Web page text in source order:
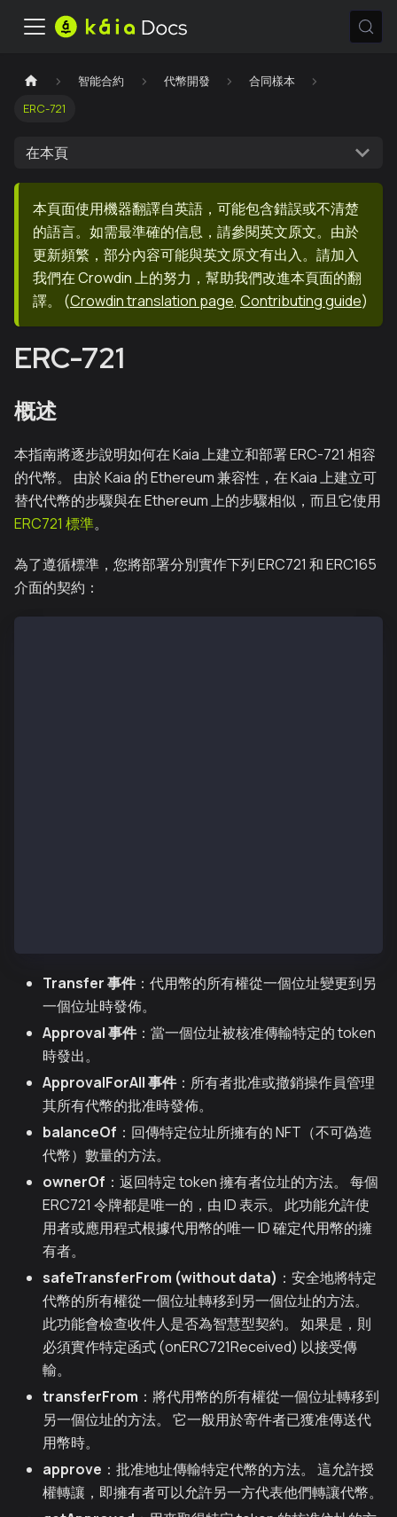
智能合約 代幣開發
合同樣本
ERC-721
在本頁
本頁面使用機器翻譯自英語，可能包含錯誤或不清楚
的語言。如需最準確的信息，請參閱英文原文。由於
更新頻繁，部分內容可能與英文原文有出入。請加入
我們在 Crowdin 上的努力，幫助我們改進本頁面的翻
譯。
(Crowdin translation page, Contributing guide)
ERC-721
概述
本指南將逐步說明如何在 Kaia 上建立和部署 ERC-721 相容
的代幣。 由於 Kaia 的 Ethereum 兼容性，在 Kaia 上建立可
替代代幣的步驟與在 Ethereum 上的步驟相似，而且它使用
ERC721 標準。
為了遵循標準，您將部署分別實作下列 ERC721 和 ERC165
介面的契約：
Transfer 事件：代用幣的所有權從一個位址變更到另
一個位址時發佈。
Approval 事件：當一個位址被核准傳輸特定的 token
時發出。
ApprovalForAll 事件：所有者批准或撤銷操作員管理
其所有代幣的批准時發佈。
balanceOf ：回傳特定位址所擁有的 NFT（不可偽造
代幣）數量的方法。
ownerOf ：返回特定 token 擁有者位址的方法。 每個
ERC721 令牌都是唯一的，由 ID 表示。 此功能允許使
用者或應用程式根據代用幣的唯一 ID 確定代用幣的擁
有者。
safeTransferFrom (without data) ：安全地將特定
代幣的所有權從一個位址轉移到另一個位址的方法。
此功能會檢查收件人是否為智慧型契約。 如果是，則
必須實作特定函式 (onERC721Received) 以接受傳
輸。
transferFrom ：將代用幣的所有權從一個位址轉移到
另一個位址的方法。 它一般用於寄件者已獲准傳送代
用幣時。
approve ：批准地址傳輸特定代幣的方法。 這允許授
權轉讓，即擁有者可以允許另一方代表他們轉讓代幣。